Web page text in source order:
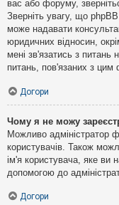
вас або форуму,
Зверніть увагу, що
може надавати
юридичних відносин,
мені зв'язатись з питань
питань, пов'язаних з
Догори
Чому я не можу
Можливо адміністратор
користувачів. Також
ім'я користувача, яке ви
допомогою до
Догори